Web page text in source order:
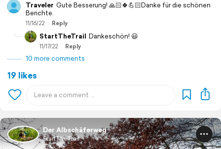
Traveler Gute Besserung! 🙏🏻🍀💪🏻Danke für die schönen
Berichte.
11/16/22 Reply
StartTheTrail Dankeschön! 😃
11/17/22 Reply
10 more comments
19 likes
Der Albschäferweg
StartTheTrail